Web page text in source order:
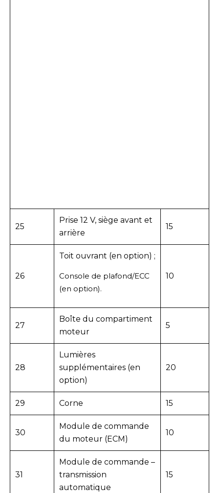
25
Prise 12 V, siège avant et
arrière
15
26
Toit ouvrant (en option) ;
Console de plafond/ECC
(en option).
10
27
Boîte du compartiment
moteur
5
28
Lumières
supplémentaires (en
option)
20
29 Corne 15
30
Module de commande
du moteur (ECM)
10
31
Module de commande –
transmission
automatique
15